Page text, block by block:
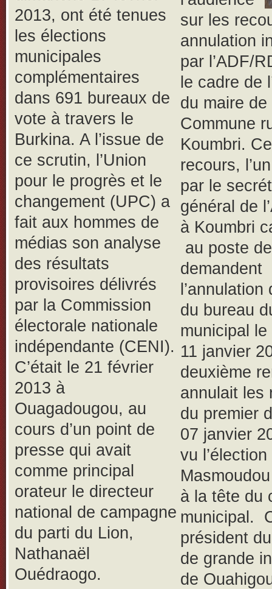
2013, ont été tenues
les élections
municipales
complémentaires
dans 691 bureaux de
vote à travers le
Burkina. A l’issue de
ce scrutin, l’Union
pour le progrès et le
changement (UPC) a
fait aux hommes de
médias son analyse
des résultats
provisoires délivrés
par la Commission
électorale nationale
indépendante (CENI).
C’était le 21 février
2013 à
Ouagadougou, au
cours d’un point de
presse qui avait
comme principal
orateur le directeur
national de campagne
du parti du Lion,
Nathanaël
Ouédraogo.
sur les
annulation
par l’ADF/
le cadre de
du maire de
Commune
Koumbri.
recours,
par le
général de
à Koumbri
au poste
demandent
du bureau
municipal
11 janvier
deuxième
annulait les
du premier
07 janvier
vu l’élection
à la tête du
municipal.
président
de grande
de